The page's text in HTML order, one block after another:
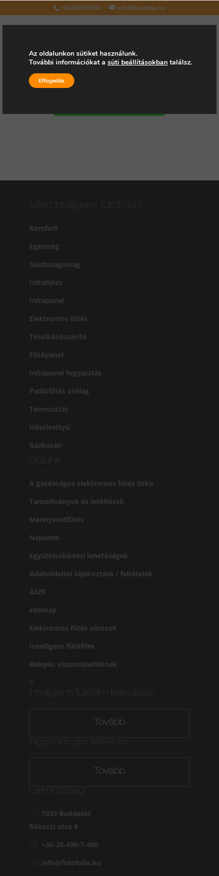
+36204007400 info@futofolia.hu
Válasszon oldalt
Komfort
Egészség
Gazdaságosság
Infrafűtés
Infrapanel
Elektromos fűtés
Törölközőszárító
Fűtőpanel
Infrapanel fogyasztás
Padlófűtés utólag
Termosztát
Hőszivattyú
Gázkazán
A gazdaságos elektromos fűtés titka
Tanusítványok és letöltések
Mennyezetfűtés
Napelem
Együttműködési lehetőségek
Adatvédelmi tájékoztató / feltételek
ÁSZF
sitemap
Elektromos fűtés városok
Intelligens fűtőfilm
Belépés viszonteladóknak
<
Tovább
Tovább
1039 Budapest
Rákoczi utca 4
+36-20-400-7-400
info@futofolia.hu
Az oldalunkon sütiket használunk.
További információkat a süti beállításokban találsz.
Elfogadás